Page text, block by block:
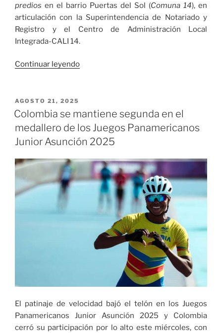
predios en el barrio Puertas del Sol (Comuna 14), en
articulación con la Superintendencia de Notariado y
Registro y el Centro de Administración Local
Integrada-CALI 14.
Continuar leyendo«Este
de
asesoría
para
titulación
viviendas
Puertas
PUBLICADO
EL
AGOSTO 21, 2025
Colombia se mantiene segunda en el
medallero de los Juegos Panamericanos
Junior Asunción 2025
El patinaje de velocidad bajó el telón en los Juegos
Panamericanos Junior Asunción 2025 y Colombia
cerró su participación por lo alto este miércoles, con